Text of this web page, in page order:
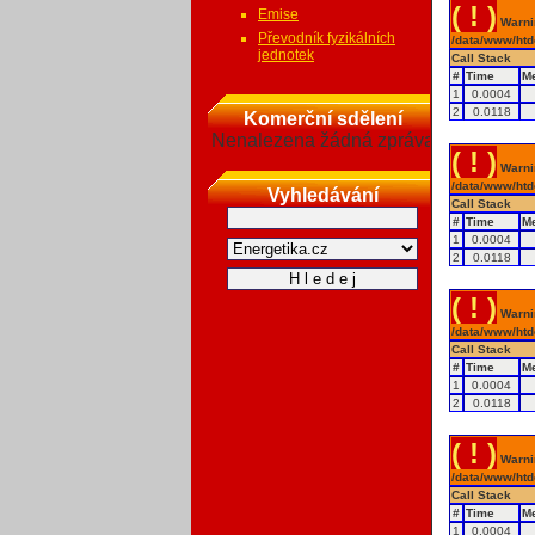
Emise
Převodník fyzikálních
jednotek
Komerční sdělení
Nenalezena žádná zpráva
Vyhledávání
( ! )
/data/www/
Call Stack
# Time
1
0.0004
2
0.0118
( ! )
/data/www/
Call Stack
# Time
1
0.0004
2
0.0118
( ! )
/data/www/
Call Stack
# Time
1
0.0004
2
0.0118
( ! )
/data/www/
Call Stack
# Time
1
0.0004